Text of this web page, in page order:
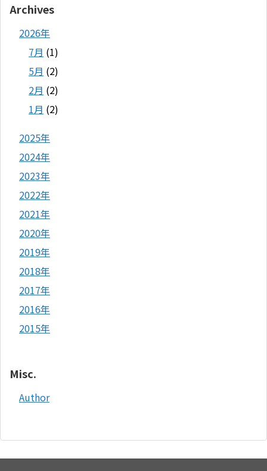
Archives
2026年
7月 (1)
5月 (2)
2月 (2)
1月 (2)
2025年
2024年
2023年
2022年
2021年
2020年
2019年
2018年
2017年
2016年
2015年
Misc.
Author